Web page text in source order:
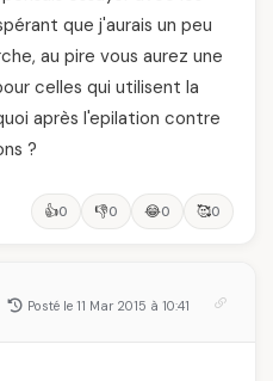
que j'aurais un peu
au pire vous aurez une
celles qui utilisent la
après l'epilation contre
?
👍0 👎0 😂0 🥰0
Posté le 11 Mar 2015 à 10:41